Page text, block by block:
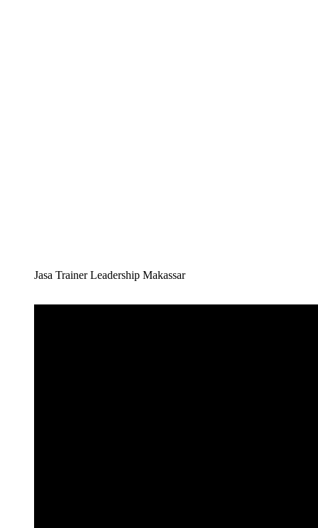
Jasa Trainer Leadership Makassar